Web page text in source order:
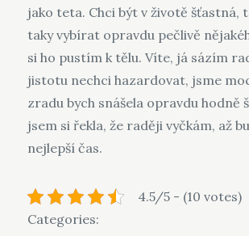
jako teta. Chci být v životě šťastná,
taky vybírat opravdu pečlivě
si ho pustím k tělu. Víte, já sázím
jistotu nechci hazardovat, jsme
zradu bych snášela opravdu hodně
jsem si řekla, že raději vyčkám, až
nejlepší čas.
4.5/5 - (10 votes)
Categories: